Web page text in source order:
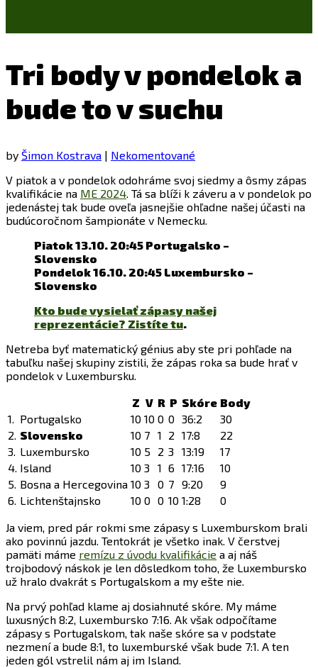
Tri body v pondelok a
bude to v suchu
by Šimon Kostrava | Nekomentované
V piatok a v pondelok odohráme svoj siedmy a ôsmy zápas
kvalifikácie na ME 2024. Tá sa blíži k záveru a v pondelok po
jedenástej tak bude oveľa jasnejšie ohľadne našej účasti na
budúcoročnom šampionáte v Nemecku.
Piatok 13.10. 20:45 Portugalsko –
Slovensko
Pondelok 16.10. 20:45 Luxembursko –
Slovensko
Kto bude vysielať zápasy našej
reprezentácie? Zistíte tu.
Netreba byť matematický génius aby ste pri pohľade na
tabuľku našej skupiny zistili, že zápas roka sa bude hrať v
pondelok v Luxembursku.
Z V R P Skóre Body
1. Portugalsko 10 10 0 0 36:2
30
2. Slovensko 10 7 1 2 17:8
22
3. Luxembursko 10 5 2 3 13:19
17
4. Island 10 3 1 6 17:16
10
5. Bosna a Hercegovina 10 3 0 7 9:20
9
6. Lichtenštajnsko 10 0 0 10 1:28
0
Ja viem, pred pár rokmi sme zápasy s Luxemburskom brali
ako povinnú jazdu. Tentokrát je všetko inak. V čerstvej
pamäti máme remízu z úvodu kvalifikácie a aj náš
trojbodový náskok je len dôsledkom toho, že Luxembursko
už hralo dvakrát s Portugalskom a my ešte nie.
Na prvý pohľad klame aj dosiahnuté skóre. My máme
luxusných 8:2, Luxembursko 7:16. Ak však odpočítame
zápasy s Portugalskom, tak naše skóre sa v podstate
nezmení a bude 8:1, to luxemburské však bude 7:1. A ten
jeden gól vstrelil nám aj im Island.